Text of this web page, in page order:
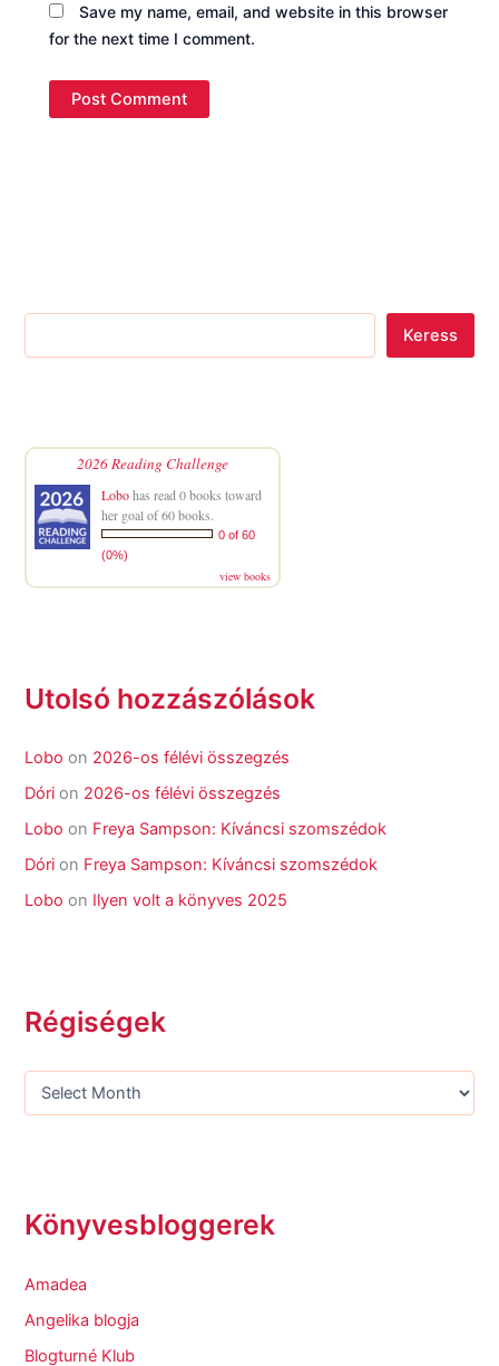
Save my name, email, and website in this browser
for the next time I comment.
Keress
2026 Reading Challenge
Lobohas read 0 books toward
her goal of 60 books.
0 of 60
(0%)
view books
Utolsó hozzászólások
Lobo on 2026-os félévi összegzés
Dóri on 2026-os félévi összegzés
Lobo on Freya Sampson: Kíváncsi szomszédok
Dóri on Freya Sampson: Kíváncsi szomszédok
Lobo on Ilyen volt a könyves 2025
Régiségek
Könyvesbloggerek
Amadea
Angelika blogja
Blogturné Klub